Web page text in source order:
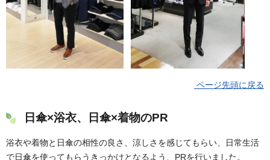
ページ先頭に戻る
日傘×浴衣、日傘×着物のPR
浴衣や着物と日傘の相性の良さ、涼しさを感じてもらい、日常生活
で日傘を使ってもらうきっかけとなるよう、PRを行いました。